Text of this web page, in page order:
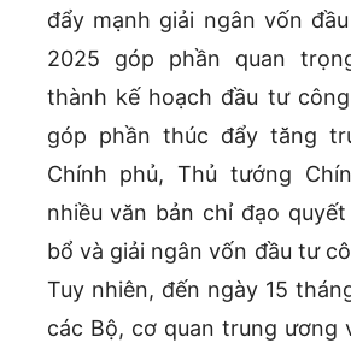
đẩy mạnh giải ngân vốn
2025 góp phần quan
thành kế hoạch đầu tư
góp phần thúc đẩy tăng
Chính phủ, Thủ tướng
nhiều văn bản chỉ đạo
bổ và giải ngân vốn đầu tư
Tuy nhiên, đến ngày 15
các Bộ, cơ quan trung ương